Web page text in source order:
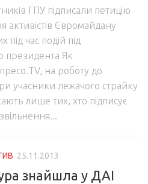
ГПУ підписали петицію
активістів Євромайдану
під час подій під
президента Як
на роботу до
учасники лежачого страйку
лише тих, хто підписує
25.11.2013
знайшла у ДАІ